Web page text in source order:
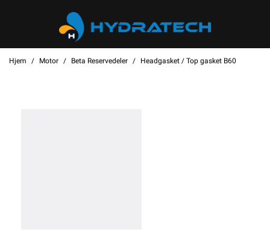
Hjem Motor Beta Reservedeler Headgasket / Top gasket B60